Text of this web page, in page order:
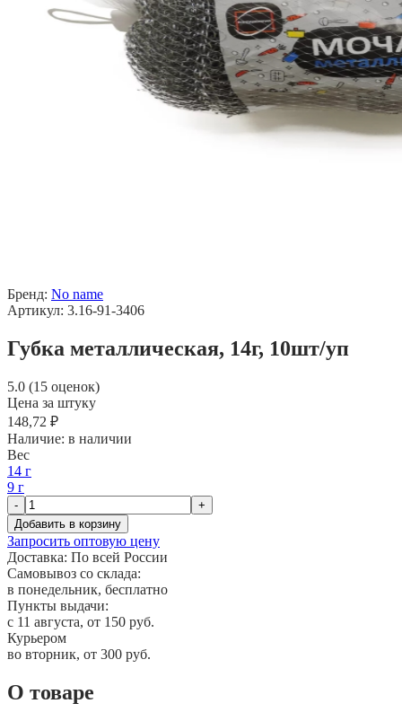
Бренд: No name
Артикул: 3.16-91-3406
Губка металлическая, 14г, 10шт/уп
5.0 (15 оценок)
Цена за штуку
148,72 ₽
Наличие: в наличии
Вес
14 г
9 г
-
+
Добавить в корзину
Запросить оптовую цену
Доставка: По всей России
Самовывоз со склада:
в понедельник, бесплатно
Пункты выдачи:
c 11 августа, от 150 руб.
Курьером
во вторник, от 300 руб.
О товаре